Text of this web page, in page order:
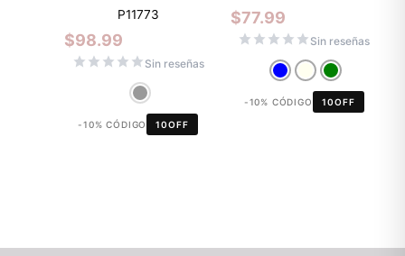
P11773
$98.99
Sin reseñas
-10% CÓDIGO 10OFF
$77.99
Sin reseñas
-10% CÓDIGO 10OFF